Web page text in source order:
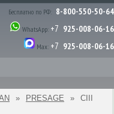
Бесплатно по РФ: 8-800-550-50-64
WhatsApp: +7 925-008-06-16
Max: +7 925-008-06-16
» PRESAGE » CIII